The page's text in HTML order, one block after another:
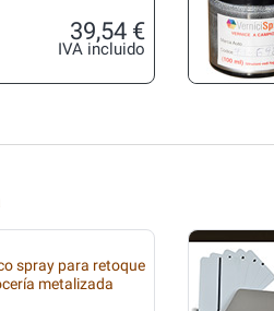
39,54 €
IVA incluido
spray para retoque
metalizada